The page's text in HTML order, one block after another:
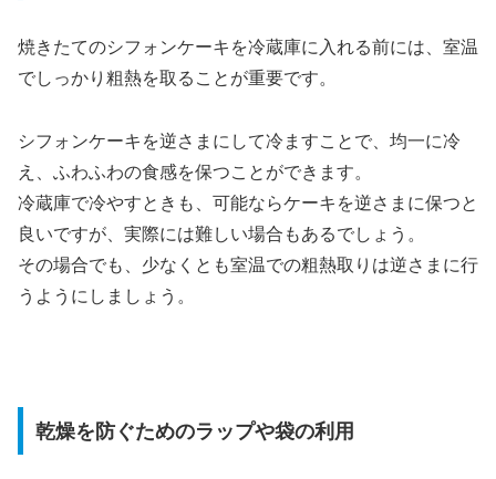
焼きたてのシフォンケーキを冷蔵庫に入れる前には、室温
でしっかり粗熱を取ることが重要です。
シフォンケーキを逆さまにして冷ますことで、均一に冷
え、ふわふわの食感を保つことができます。
冷蔵庫で冷やすときも、可能ならケーキを逆さまに保つと
良いですが、実際には難しい場合もあるでしょう。
その場合でも、少なくとも室温での粗熱取りは逆さまに行
うようにしましょう。
乾燥を防ぐためのラップや袋の利用